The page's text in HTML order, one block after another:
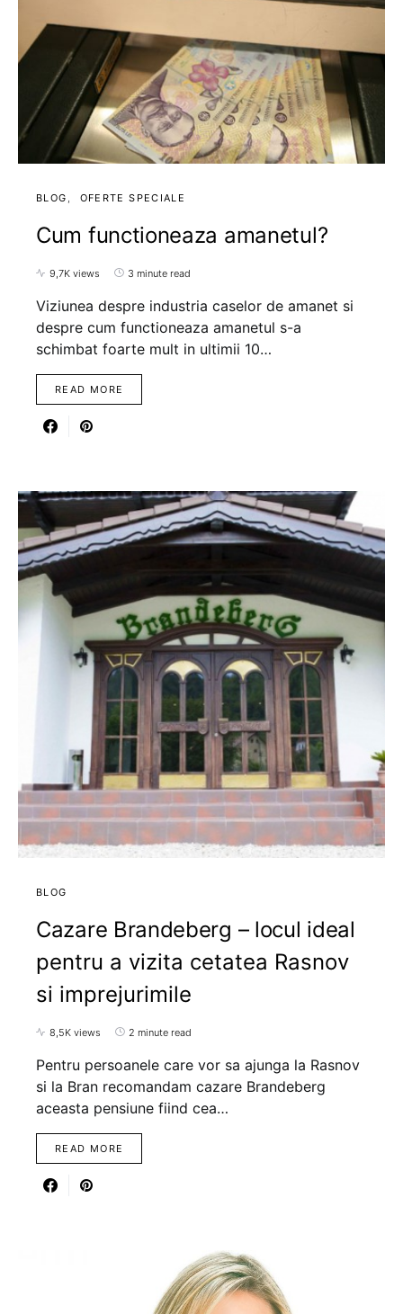
BLOG OFERTE SPECIALE
Cum functioneaza amanetul?
9,7K views 3 minute read
Viziunea despre industria caselor de amanet si
despre cum functioneaza amanetul s-a
schimbat foarte mult in ultimii 10…
READ MORE
BLOG
Cazare Brandeberg – locul ideal
pentru a vizita cetatea Rasnov
si imprejurimile
8,5K views 2 minute read
Pentru persoanele care vor sa ajunga la Rasnov
si la Bran recomandam cazare Brandeberg
aceasta pensiune fiind cea…
READ MORE